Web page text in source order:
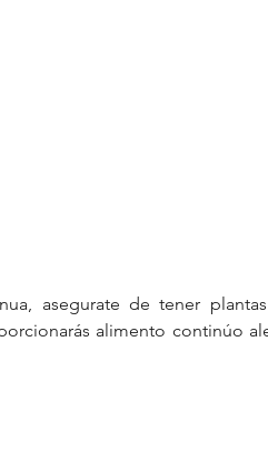
asegurate de tener
alimento continúo